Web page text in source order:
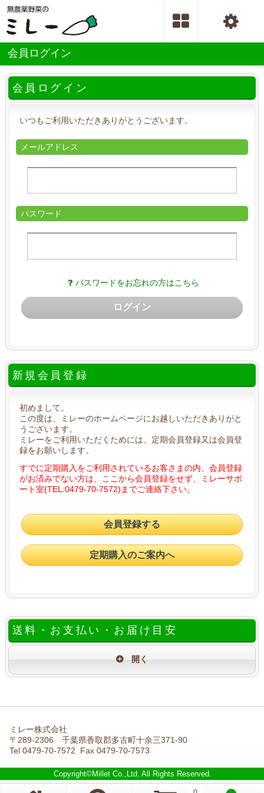
会員ログイン
会員ログイン
いつもご利用いただきありがとうございます。
メールアドレス
パスワード
パスワードをお忘れの方はこちら
ログイン
新規会員登録
初めまして。
この度は、ミレーのホームページにお越しいただきありがと
うございます。
ミレーをご利用いただくためには、定期会員登録又は会員登
録をお願いします。
すでに定期購入をご利用されているお客さまの内、会員登録
がお済みでない方は、ここから会員登録をせず、ミレーサポ
ート室(TEL:0479-70-7572)までご連絡下さい。
会員登録する
定期購入のご案内へ
送料・お支払い・お届け目安
ミレー株式会社
〒289-2306 千葉県香取郡多古町十余三371-90
Tel 0479-70-7572 Fax 0479-70-7573
Copyright©Millet Co.,Ltd. All Rights Reserved.